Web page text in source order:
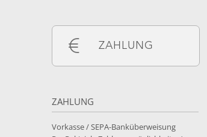
ZAHLUNG
ZAHLUNG
Vorkasse / SEPA-Banküberweisung